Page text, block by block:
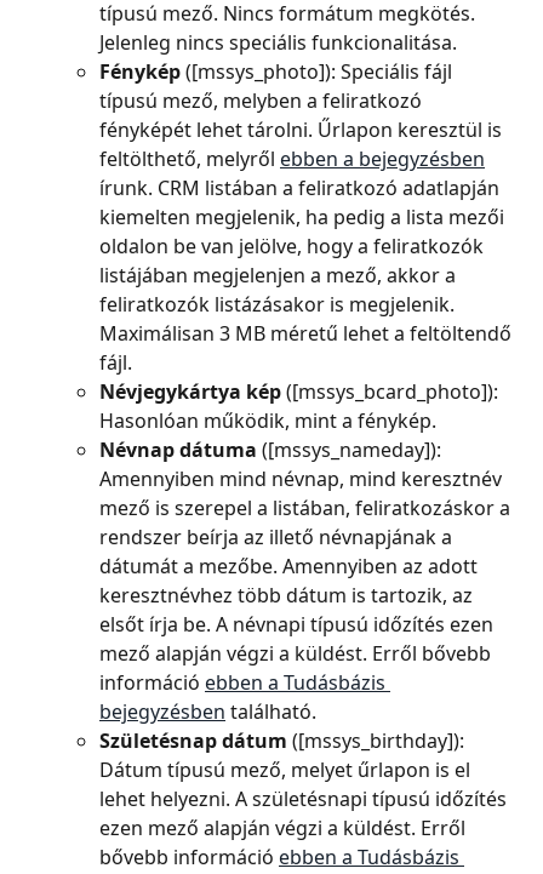
típusú mező. Nincs formátum megkötés.
Jelenleg nincs speciális funkcionalitása.
Fénykép ([mssys_photo]): Speciális fájl
típusú mező, melyben a feliratkozó
fényképét lehet tárolni. Űrlapon keresztül is
feltölthető, melyről ebben a bejegyzésben
írunk. CRM listában a feliratkozó adatlapján
kiemelten megjelenik, ha pedig a lista mezői
oldalon be van jelölve, hogy a feliratkozók
listájában megjelenjen a mező, akkor a
feliratkozók listázásakor is megjelenik.
Maximálisan 3 MB méretű lehet a feltöltendő
fájl.
Névjegykártya kép ([mssys_bcard_photo]):
Hasonlóan működik, mint a fénykép.
Névnap dátuma ([mssys_nameday]):
Amennyiben mind névnap, mind keresztnév
mező is szerepel a listában, feliratkozáskor a
rendszer beírja az illető névnapjának a
dátumát a mezőbe. Amennyiben az adott
keresztnévhez több dátum is tartozik, az
elsőt írja be. A névnapi típusú időzítés ezen
mező alapján végzi a küldést. Erről bővebb
információ ebben a Tudásbázis
bejegyzésben található.
Születésnap dátum ([mssys_birthday]):
Dátum típusú mező, melyet űrlapon is el
lehet helyezni. A születésnapi típusú időzítés
ezen mező alapján végzi a küldést. Erről
bővebb információ ebben a Tudásbázis